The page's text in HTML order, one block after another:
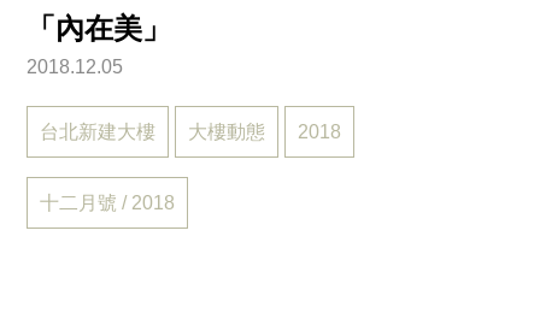
「內在美」
2018.12.05
台北新建大樓 大樓動態 2018
十二月號 / 2018